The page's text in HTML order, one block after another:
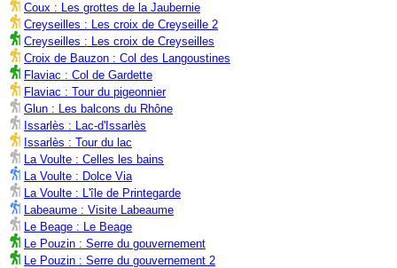
Coux : Les grottes de la Jaubernie
Creyseilles : Les croix de Creyseille 2
Creyseilles : Les croix de Creyseilles
Croix de Bauzon : Col des Langoustines
Flaviac : Col de Gardette
Flaviac : Tour du pigeonnier
Glun : Les balcons du Rhône
Issarlès : Lac-d'Issarlès
Issarlès : Tour du lac
La Voulte : Celles les bains
La Voulte : Dolce Via
La Voulte : L'île de Printegarde
Labeaume : Visite Labeaume
Le Beage : Le Beage
Le Pouzin : Serre du gouvernement
Le Pouzin : Serre du gouvernement 2